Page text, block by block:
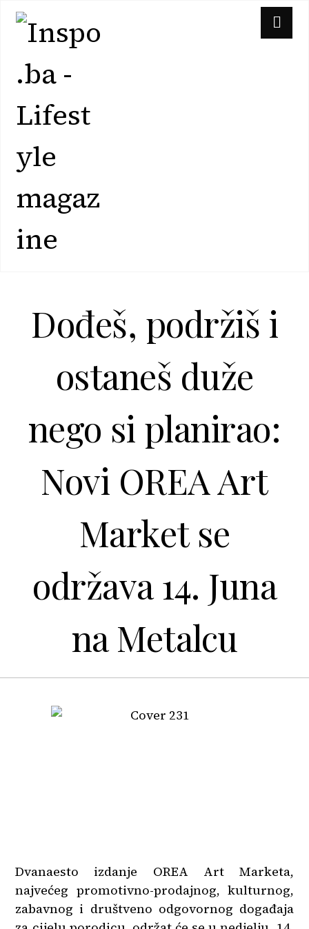
Dođeš, podržiš i
ostaneš duže
nego si planirao:
Novi OREA Art
Market se
održava 14. Juna
na Metalcu
Dvanaesto izdanje OREA Art Marketa,
najvećeg promotivno-prodajnog, kulturnog,
zabavnog i društveno odgovornog događaja